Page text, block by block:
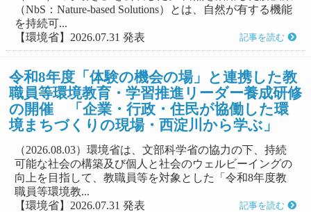
（NbS：Nature-based Solutions）とは、自然が有する機能
を持続可...
【環境省】2026.07.31 発表
記事を読む
令和8年度「体験の機会の場」と連携した教
職員等環境教育・学習推進リーダー養成研修
の開催 「企業・行政・住民が協働した環
境まちづくりの現場・西淀川から学ぶ」
（2026.08.03）環境省は、文部科学省の協力の下、持続
可能な社会の構築及び個人と社会のウェルビーイングの
向上を目指して、教職員等を対象とした「令和8年度教
職員等環境教...
【環境省】2026.07.31 発表
記事を読む